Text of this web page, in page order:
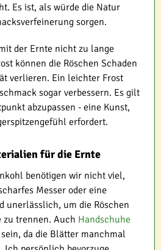
Es ist, als würde die Natur
sorgen.
der Ernte nicht zu lange
können die Röschen Schaden
verlieren. Ein leichter Frost
sogar verbessern. Es gilt
abzupassen - eine Kunst,
erfordert.
für die Ernte
benötigen wir nicht viel,
Messer oder eine
unerlässlich, um die Röschen
zu trennen. Auch Handschuhe
da die Blätter manchmal